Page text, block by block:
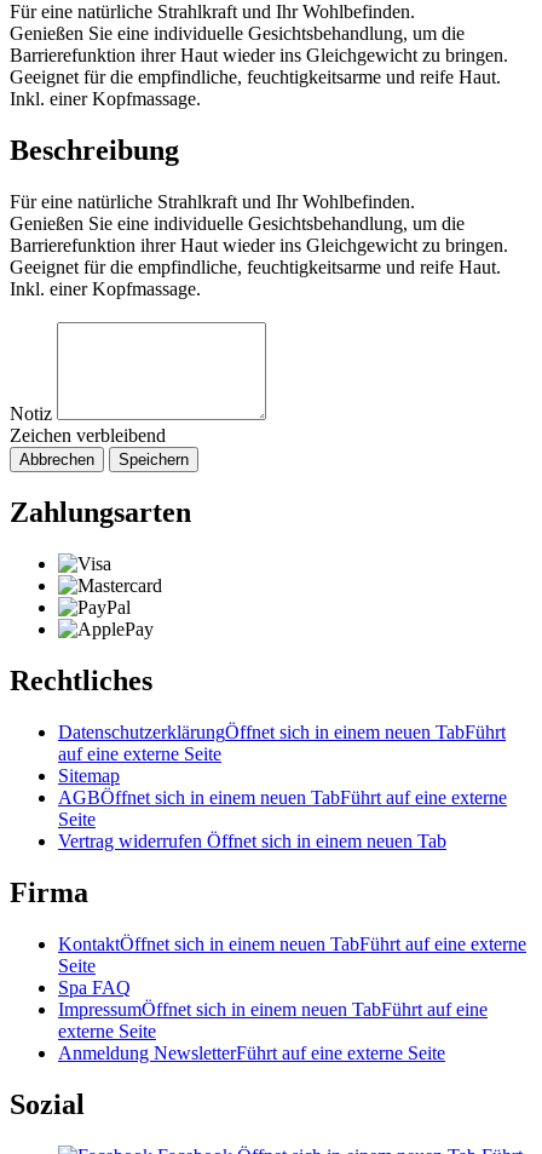
Für eine natürliche Strahlkraft und Ihr Wohlbefinden.
Genießen Sie eine individuelle Gesichtsbehandlung, um die
Barrierefunktion ihrer Haut wieder ins Gleichgewicht zu bringen.
Geeignet für die empfindliche, feuchtigkeitsarme und reife Haut.
Inkl. einer Kopfmassage.
Beschreibung
Für eine natürliche Strahlkraft und Ihr Wohlbefinden.
Genießen Sie eine individuelle Gesichtsbehandlung, um die
Barrierefunktion ihrer Haut wieder ins Gleichgewicht zu bringen.
Geeignet für die empfindliche, feuchtigkeitsarme und reife Haut.
Inkl. einer Kopfmassage.
Notiz
Zeichen verbleibend
Abbrechen Speichern
Zahlungsarten
Rechtliches
DatenschutzerklärungÖffnet sich in einem neuen TabFührt
auf eine externe Seite
Sitemap
AGBÖffnet sich in einem neuen TabFührt auf eine externe
Seite
Vertrag widerrufen Öffnet sich in einem neuen Tab
Firma
KontaktÖffnet sich in einem neuen TabFührt auf eine externe
Seite
Spa FAQ
ImpressumÖffnet sich in einem neuen TabFührt auf eine
externe Seite
Anmeldung NewsletterFührt auf eine externe Seite
Sozial